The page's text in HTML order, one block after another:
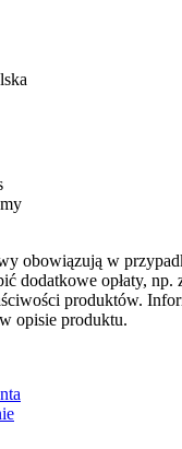
obowiązują w
dodatkowe opłaty, np.
produktów.
opisie produktu.